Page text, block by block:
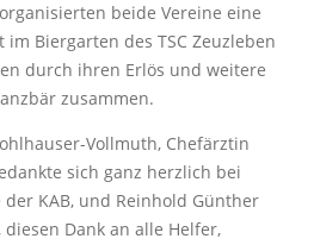
beide Vereine eine
Biergarten des TSC Zeuzleben
durch ihren Erlös und weitere
zusammen.
Vollmuth, Chefärztin
sich ganz herzlich bei
KAB, und Reinhold Günther
Dank an alle Helfer,